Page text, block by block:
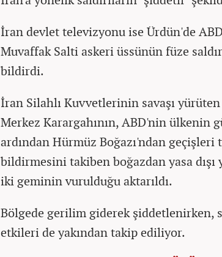
İran devlet televizyonu ise Ürdün'de
Muvaffak Salti askeri üssünün füze
bildirdi.
İran Silahlı Kuvvetlerinin savaşı
Merkez Karargahının, ABD'nin ülkenin
ardından Hürmüz Boğazı'ndan geçişleri
bildirmesini takiben boğazdan yasa dışı
iki geminin vurulduğu aktarıldı.
Bölgede gerilim giderek şiddetlenirken,
etkileri de yakından takip ediliyor.